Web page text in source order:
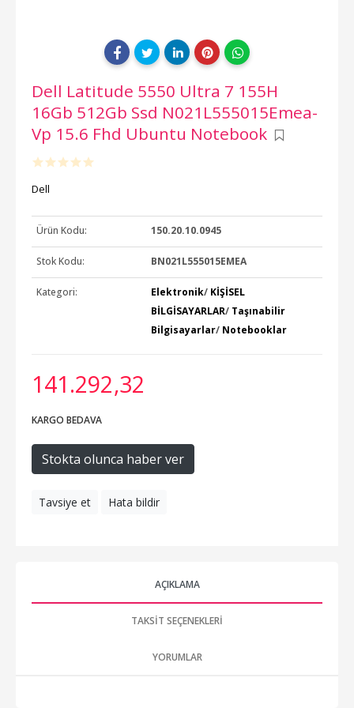
Dell Latitude 5550 Ultra 7 155H
16Gb 512Gb Ssd N021L555015Emea-
Vp 15.6 Fhd Ubuntu Notebook
Dell
Ürün Kodu: 150.20.10.0945
Stok Kodu: BN021L555015EMEA
Kategori: Elektronik/ KİŞİSEL
BİLGİSAYARLAR/ Taşınabilir
Bilgisayarlar/ Notebooklar
141.292,32
KARGO BEDAVA
Stokta olunca haber ver
Tavsiye et Hata bildir
AÇIKLAMA
TAKSIT SEÇENEKLERI
YORUMLAR